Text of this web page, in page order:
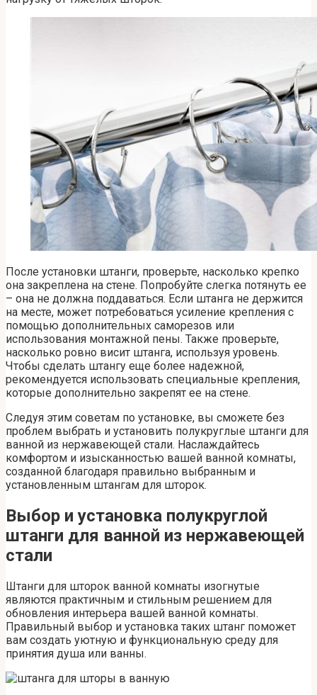
После установки штанги, проверьте, насколько крепко
она закреплена на стене. Попробуйте слегка потянуть ее
– она не должна поддаваться. Если штанга не держится
на месте, может потребоваться усиление крепления с
помощью дополнительных саморезов или
использования монтажной пены. Также проверьте,
насколько ровно висит штанга, используя уровень.
Чтобы сделать штангу еще более надежной,
рекомендуется использовать специальные крепления,
которые дополнительно закрепят ее на стене.
Следуя этим советам по установке, вы сможете без
проблем выбрать и установить полукруглые штанги для
ванной из нержавеющей стали. Наслаждайтесь
комфортом и изысканностью вашей ванной комнаты,
созданной благодаря правильно выбранным и
установленным штангам для шторок.
Выбор и установка полукруглой
штанги для ванной из нержавеющей
стали
Штанги для шторок ванной комнаты изогнутые
являются практичным и стильным решением для
обновления интерьера вашей ванной комнаты.
Правильный выбор и установка таких штанг поможет
вам создать уютную и функциональную среду для
принятия душа или ванны.